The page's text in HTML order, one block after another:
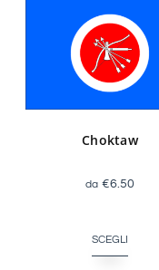
Choktaw
€6.50
SCEGLI